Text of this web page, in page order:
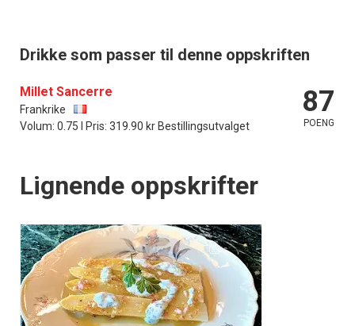
Drikke som passer til denne oppskriften
Millet Sancerre
Frankrike
Volum: 0.75 l Pris: 319.90 kr Bestillingsutvalget
87
POENG
Lignende oppskrifter